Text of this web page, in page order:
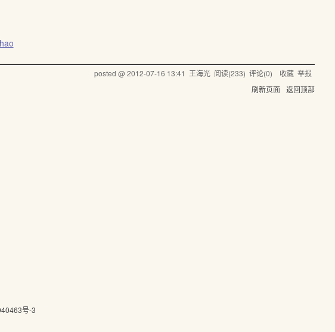
posted @2012-07-16 13:41 王海光 阅读(233) 评论(0) 收藏 举报
刷新页面
返回顶部
号-3